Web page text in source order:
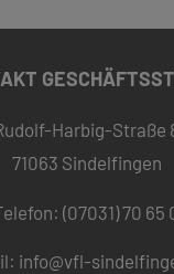
Harbig-Straße
71063 Sindelfingen
(07031) 70 65
info@vfl-